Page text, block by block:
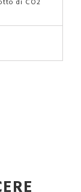
di CO2